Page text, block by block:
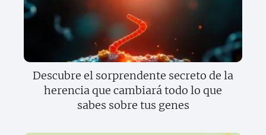
Descubre el sorprendente secreto de la
herencia que cambiará todo lo que
sabes sobre tus genes